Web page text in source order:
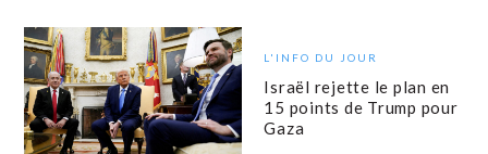
L'INFO DU JOUR
Israël rejette le plan en
15 points de Trump pour
Gaza